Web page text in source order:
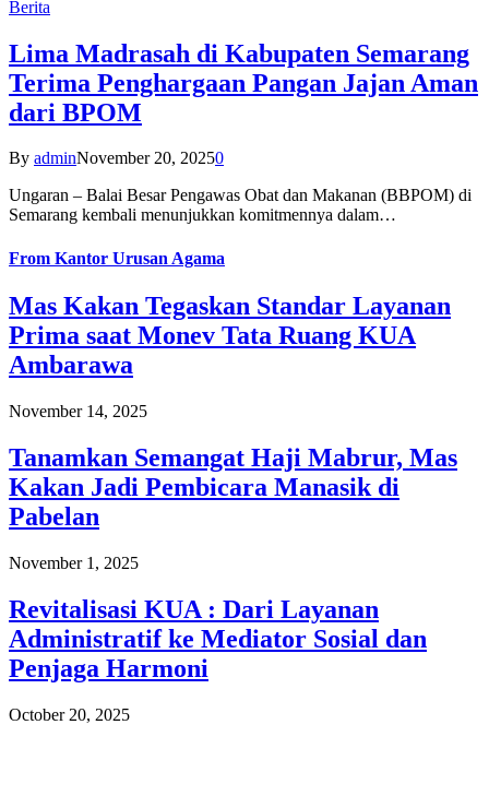
Berita
Lima Madrasah di Kabupaten Semarang
Terima Penghargaan Pangan Jajan Aman
dari BPOM
By adminNovember 20, 20250
Ungaran – Balai Besar Pengawas Obat dan Makanan (BBPOM) di
Semarang kembali menunjukkan komitmennya dalam…
From Kantor Urusan Agama
Mas Kakan Tegaskan Standar Layanan
Prima saat Monev Tata Ruang KUA
Ambarawa
November 14, 2025
Tanamkan Semangat Haji Mabrur, Mas
Kakan Jadi Pembicara Manasik di
Pabelan
November 1, 2025
Revitalisasi KUA : Dari Layanan
Administratif ke Mediator Sosial dan
Penjaga Harmoni
October 20, 2025